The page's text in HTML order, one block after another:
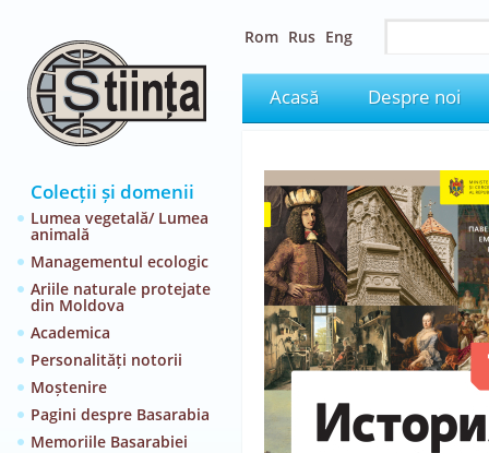
Colecții și domenii
Lumea vegetală/ Lumea
animală
Managementul ecologic
Ariile naturale protejate
din Moldova
Academica
Personalități notorii
Moștenire
Pagini despre Basarabia
Memoriile Basarabiei
Rom Rus Eng
Acasă Despre noi